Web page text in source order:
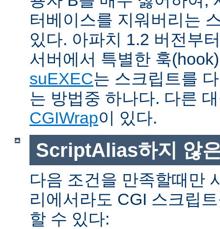
터베이스를 지워버리는
있다. 아파치 1.2 버전부
서버에서 특별한 훅
suEXEC는 스크립트를
는 방법중 하나다. 다른
CGIWrap이 있다.
ScriptAlias하지 않
다음 조건을 만족할때만
리에서라도 CGI 스크립
할 수 있다: